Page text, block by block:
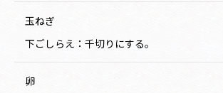
玉ねぎ
下ごしらえ：千切りにする。
卵